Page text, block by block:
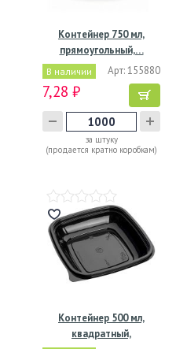
Контейнер 750 мл,
прямоугольный,…
В наличии Арт: 155880
7,28 ₽
за штуку
(продается кратно коробкам)
Контейнер 500 мл,
квадратный,